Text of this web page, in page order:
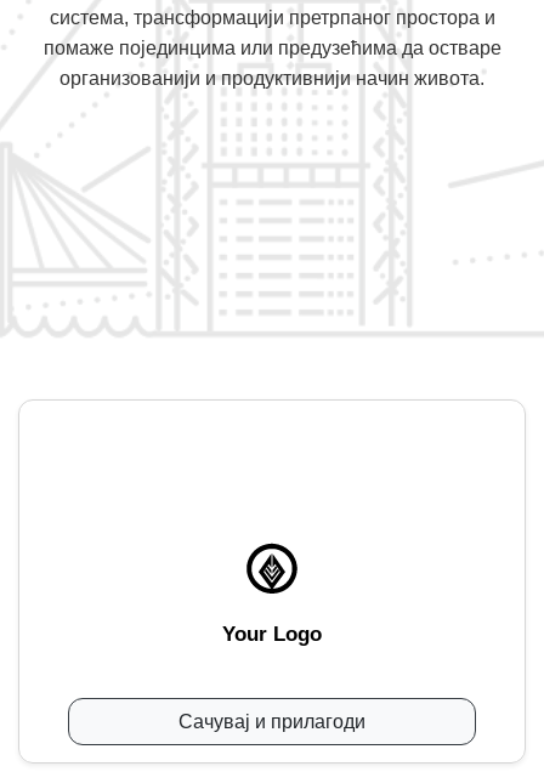
система, трансформацији претрпаног простора и
помаже појединцима или предузећима да остваре
организованији и продуктивнији начин живота.
Your Logo
Сачувај и прилагоди